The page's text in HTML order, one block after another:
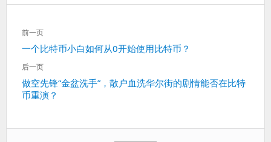
文
章
导
航
前一页
上
一
篇：
一个比特币小白如何从0开始使用比特币？
后一页
下
一
做空先锋“金盆洗手”，散户血洗华尔街的剧情能否在比特
币重演？